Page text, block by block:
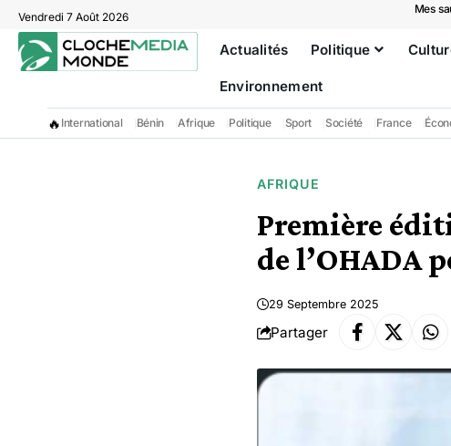
Vendredi 7 Août 2026
Mes
Actualités Politique
Environnement
🔥 International Bénin Afrique Politique Sport Société France
AFRIQUE
Première
de l’OHADA
29 Septembre 2025
Partager